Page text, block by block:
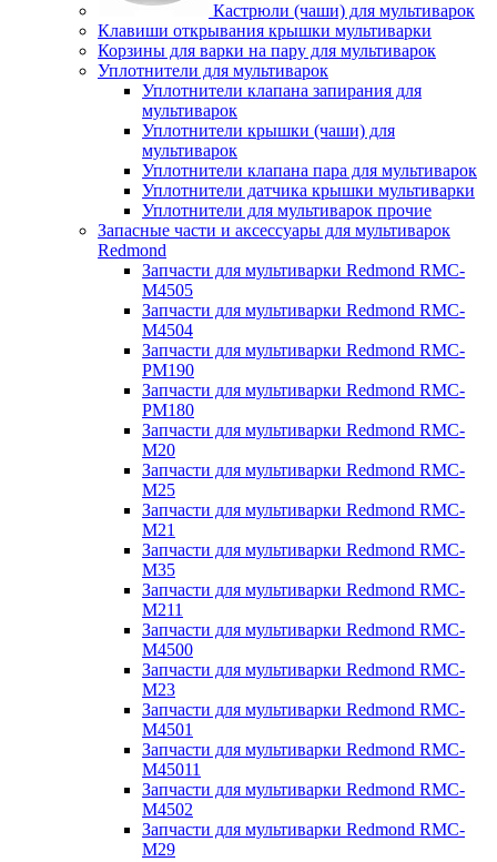
Кастрюли (чаши) для мультиварок
Клавиши открывания крышки мультиварки
Корзины для варки на пару для мультиварок
Уплотнители для мультиварок
Уплотнители клапана запирания для
мультиварок
Уплотнители крышки (чаши) для
мультиварок
Уплотнители клапана пара для мультиварок
Уплотнители датчика крышки мультиварки
Уплотнители для мультиварок прочие
Запасные части и аксессуары для мультиварок
Redmond
Запчасти для мультиварки Redmond RMC-
M4505
Запчасти для мультиварки Redmond RMC-
M4504
Запчасти для мультиварки Redmond RMC-
PM190
Запчасти для мультиварки Redmond RMC-
PM180
Запчасти для мультиварки Redmond RMC-
M20
Запчасти для мультиварки Redmond RMC-
M25
Запчасти для мультиварки Redmond RMC-
M21
Запчасти для мультиварки Redmond RMC-
M35
Запчасти для мультиварки Redmond RMC-
M211
Запчасти для мультиварки Redmond RMC-
M4500
Запчасти для мультиварки Redmond RMC-
M23
Запчасти для мультиварки Redmond RMC-
M4501
Запчасти для мультиварки Redmond RMC-
M45011
Запчасти для мультиварки Redmond RMC-
M4502
Запчасти для мультиварки Redmond RMC-
M29